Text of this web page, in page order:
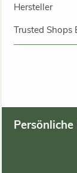
Hersteller
Trusted Shops